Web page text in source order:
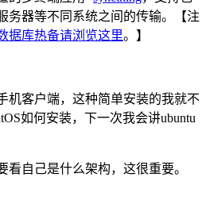
务器等不同系统之间的传输。【注
据库热备请浏览这里。】
机客户端，这种简单安装的我就不
如何安装，下一次我会讲ubuntu
自己是什么架构，这很重要。